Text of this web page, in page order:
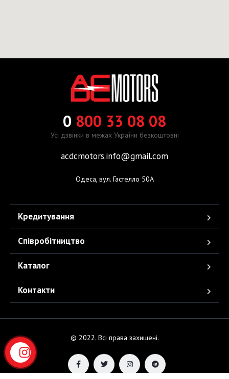
0 800 33 08 08
Усі дзвінки в межах України безкоштовні
acdcmotors.info@gmail.com
Одеса, вул. Гастелло 50А
Кредитування
Співробітництво
Каталог
Контакти
© 2022. Всі права захищені.